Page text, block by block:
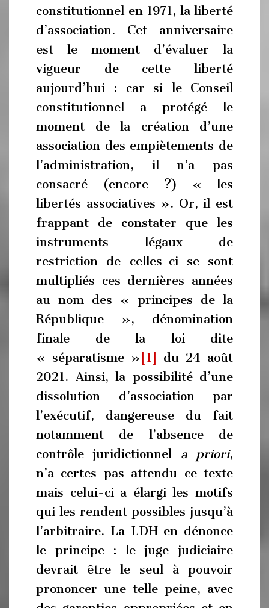
constitutionnel en 1971, la liberté
d’association. Cet anniversaire
est le moment d’évaluer la
vigueur de cette liberté
aujourd’hui : car si le Conseil
constitutionnel a protégé le
moment de la création d’une
association des empiètements de
l’administration, il n’a pas
consacré (encore ?) « les
libertés associatives ». Or, il est
frappant de constater que les
instruments légaux de
restriction de celles-ci se sont
multipliés ces dernières années
au nom des « principes de la
République », dénomination
finale de la loi dite
« séparatisme » [1]
du 24 août
2021. Ainsi, la possibilité d’une
dissolution d’association par
l’exécutif, dangereuse du fait
notamment de l’absence de
contrôle juridictionnel a priori,
n’a certes pas attendu ce texte
mais celui-ci a élargi les motifs
qui les rendent possibles jusqu’à
l’arbitraire. La LDH en dénonce
le principe : le juge judiciaire
devrait être le seul à pouvoir
prononcer une telle peine, avec